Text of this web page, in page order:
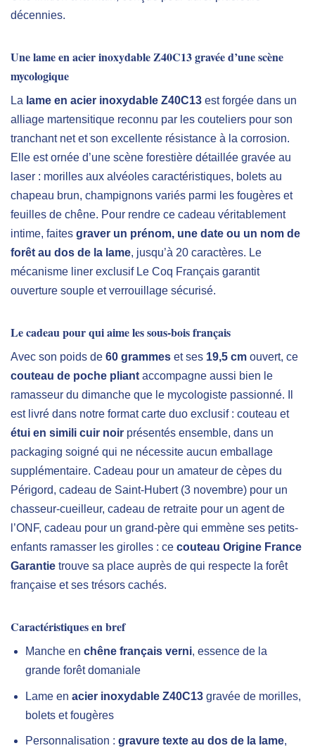
décennies.
Une lame en acier inoxydable Z40C13 gravée d’une scène
mycologique
La lame en acier inoxydable Z40C13 est forgée dans un
alliage martensitique reconnu par les couteliers pour son
tranchant net et son excellente résistance à la corrosion.
Elle est ornée d’une scène forestière détaillée gravée au
laser : morilles aux alvéoles caractéristiques, bolets au
chapeau brun, champignons variés parmi les fougères et
feuilles de chêne. Pour rendre ce cadeau véritablement
intime, faites graver un prénom, une date ou un nom de
forêt au dos de la lame, jusqu’à 20 caractères. Le
mécanisme liner exclusif Le Coq Français garantit
ouverture souple et verrouillage sécurisé.
Le cadeau pour qui aime les sous-bois français
Avec son poids de 60 grammes et ses 19,5 cm ouvert, ce
couteau de poche pliant accompagne aussi bien le
ramasseur du dimanche que le mycologiste passionné. Il
est livré dans notre format carte duo exclusif : couteau et
étui en simili cuir noir présentés ensemble, dans un
packaging soigné qui ne nécessite aucun emballage
supplémentaire. Cadeau pour un amateur de cèpes du
Périgord, cadeau de Saint-Hubert (3 novembre) pour un
chasseur-cueilleur, cadeau de retraite pour un agent de
l’ONF, cadeau pour un grand-père qui emmène ses petits-
enfants ramasser les girolles : ce couteau Origine France
Garantie trouve sa place auprès de qui respecte la forêt
française et ses trésors cachés.
Caractéristiques en bref
Manche en chêne français verni, essence de la
grande forêt domaniale
Lame en acier inoxydable Z40C13gravée de morilles,
bolets et fougères
Personnalisation : gravure texte au dos de la lame,